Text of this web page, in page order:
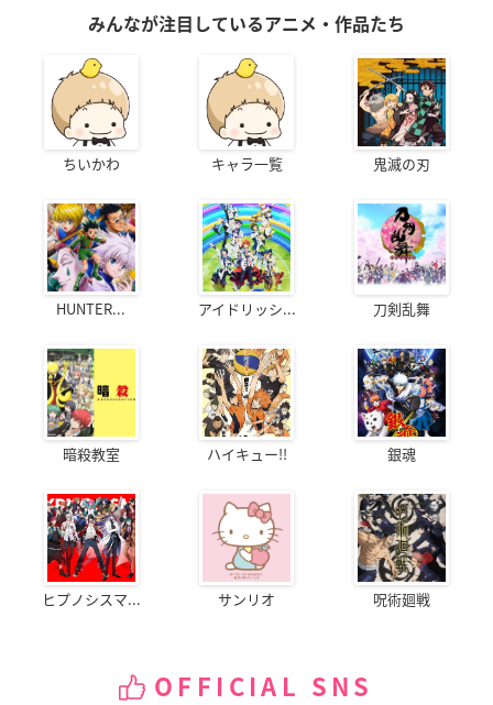
みんなが注目しているアニメ・作品たち
ちいかわ キャラ一覧 鬼滅の刃
HUNTER... アイドリッシ... 刀剣乱舞
暗殺教室 ハイキュー!! 銀魂
ヒプノシスマ... サンリオ 呪術廻戦
OFFICIAL SNS